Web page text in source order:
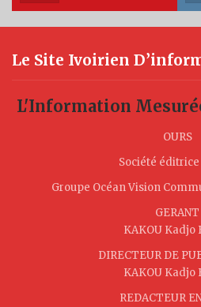
Le Site Ivoirien
L'Information
OURS
Société éditrice
Groupe Océan Vision
GERANT
KAKOU Kadjo
DIRECTEUR DE
KAKOU Kadjo
REDACTEUR